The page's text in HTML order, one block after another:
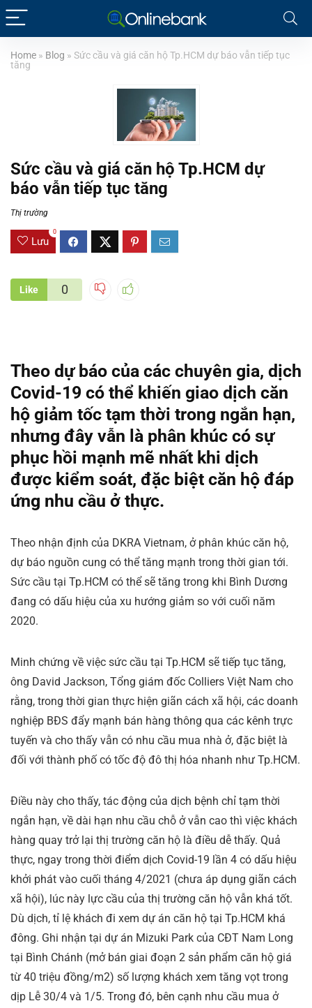
Home » Blog » Sức cầu và giá căn hộ Tp.HCM dự báo vẫn tiếp tục
tăng
Sức cầu và giá căn hộ Tp.HCM dự
báo vẫn tiếp tục tăng
Thị trường
Lưu
0
Like 0
Theo dự báo của các chuyên gia, dịch
Covid-19 có thể khiến giao dịch căn
hộ giảm tốc tạm thời trong ngắn hạn,
nhưng đây vẫn là phân khúc có sự
phục hồi mạnh mẽ nhất khi dịch
được kiểm soát, đặc biệt căn hộ đáp
ứng nhu cầu ở thực.
Theo nhận định của DKRA Vietnam, ở phân khúc căn hộ,
dự báo nguồn cung có thể tăng mạnh trong thời gian tới.
Sức cầu tại Tp.HCM có thể sẽ tăng trong khi Bình Dương
đang có dấu hiệu của xu hướng giảm so với cuối năm
2020.
Minh chứng về việc sức cầu tại Tp.HCM sẽ tiếp tục tăng,
ông David Jackson, Tổng giám đốc Colliers Việt Nam cho
rằng, trong thời gian thực hiện giãn cách xã hội, các doanh
nghiệp BĐS đẩy mạnh bán hàng thông qua các kênh trực
tuyến và cho thấy vẫn có nhu cầu mua nhà ở, đặc biệt là
đối với thành phố có tốc độ đô thị hóa nhanh như Tp.HCM.
Điều này cho thấy, tác động của dịch bệnh chỉ tạm thời
ngắn hạn, về dài hạn nhu cầu chỗ ở vẫn cao thì việc khách
hàng quay trở lại thị trường căn hộ là điều dễ thấy. Quả
thực, ngay trong thời điểm dịch Covid-19 lần 4 có dấu hiệu
khởi phát vào cuối tháng 4/2021 (chưa áp dụng giãn cách
xã hội), lúc này lực cầu của thị trường căn hộ vẫn khá tốt.
Dù dịch, tỉ lệ khách đi xem dự án căn hộ tại Tp.HCM khá
đông. Ghi nhận tại dự án Mizuki Park của CĐT Nam Long
tại Bình Chánh (mở bán giai đoạn 2 sản phẩm căn hộ giá
từ 40 triệu đồng/m2) số lượng khách xem tăng vọt trong
dịp Lễ 30/4 và 1/5. Trong đó, bên cạnh nhu cầu mua ở